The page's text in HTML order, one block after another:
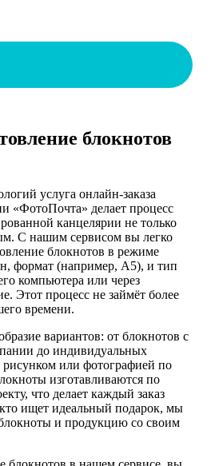
блокнотов
услуга онлайн-заказа
«ФотоПочта» делает процесс
канцелярии не только
С нашим сервисом вы легко
блокнотов в режиме
формат (например, А5), и тип
компьютера или через
Этот процесс не займёт более
времени.
вариантов: от блокнотов с
до индивидуальных
или фотографией по
изготавливаются по
что делает каждый заказ
ищет идеальный подарок, мы
и продукцию со своим